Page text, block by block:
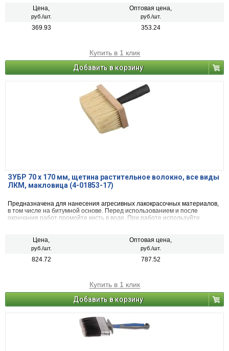
Цена,
руб./шт.
Оптовая цена,
руб./шт.
369.93 353.24
Купить в 1 клик
Добавить в корзину
ЗУБР 70 x 170 мм, щетина растительное волокно, все виды
ЛКМ, макловица (4-01853-17)
Предназначена для нанесения агресивных лакокрасочных материалов,
в том числе на битумной основе. Перед использованием и после
окончания работ промойте кисть в воде. При работе используйте
Цена,
руб./шт.
Оптовая цена,
руб./шт.
824.72 787.52
Купить в 1 клик
Добавить в корзину